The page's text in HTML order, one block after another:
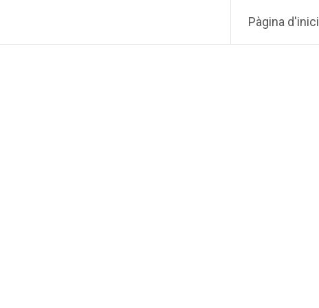
Pàgina d'inici